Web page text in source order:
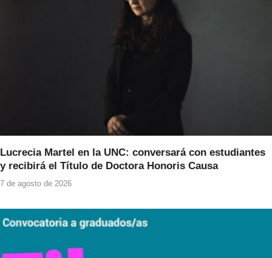
Lucrecia Martel en la UNC: conversará con estudiantes
y recibirá el Título de Doctora Honoris Causa
7 de agosto de 2026